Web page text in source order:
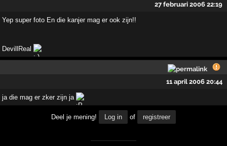
27 februari 2006 22:19
Yep super foto En die kanjer mag er ook zijn!!
DevillReal
11 april 2006 20:44
ja die mag er zker zijn ja
Deel je mening! Log in of registreer